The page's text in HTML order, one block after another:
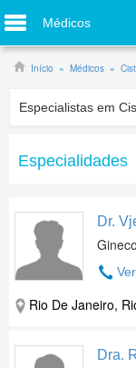
Médicos
Início Médicos
Especialistas em
Especialidades
Dr.
Rio De Janeiro,
Dra.